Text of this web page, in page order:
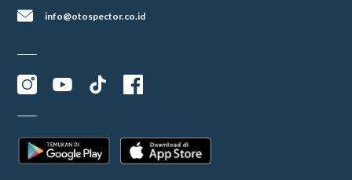
info@otospector.co.id